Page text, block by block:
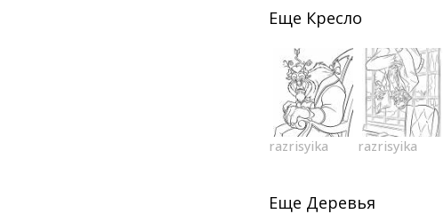
Еще Кресло
razrisyika razrisyika
Еще Деревья